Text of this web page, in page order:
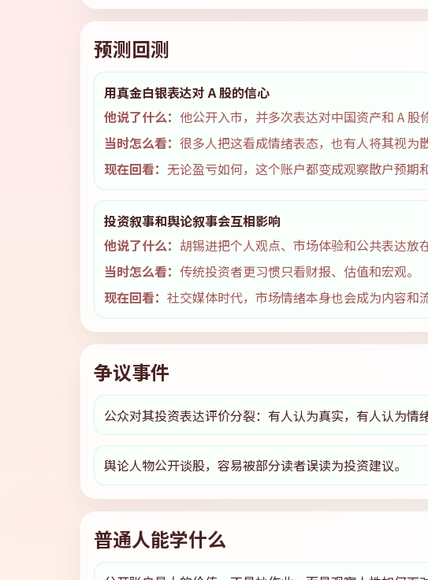
预测回测
用真金白银表达对 A 股的信心
他说了什么：他公开入市，并多次表达对中国资产和 A 股
当时怎么看：很多人把这看成情绪表态，也有人将其视为
现在回看： 无论盈亏如何，这个账户都变成观察散户预期
投资叙事和舆论叙事会互相影响
他说了什么： 胡锡进把个人观点、市场体验和公共表达放
当时怎么看：传统投资者更习惯只看财报、估值和宏观。
现在回看：社交媒体时代，市场情绪本身也会成为内容和
争议事件
公众对其投资表达评价分裂：有人认为真实，有人认为情
舆论人物公开谈股，容易被部分读者误读为投资建议。
普通人能学什么